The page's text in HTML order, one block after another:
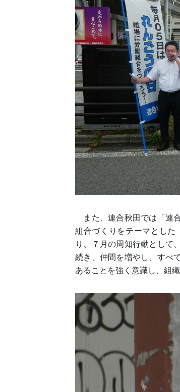
また、連合秋田では「連
組合づくりをテーマとした
り、７月の周知行動として
続き、仲間を増やし、すべ
あることを強く意識し、組